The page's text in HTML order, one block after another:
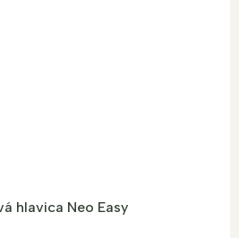
hlavica Neo Easy